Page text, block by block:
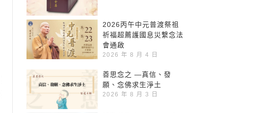
2026丙午中元普渡祭祖
祈福超薦護國息災繫念法
會通啟
2026 年 8 月 4 日
善思念之 —真信、發
願、念佛求生淨土
2026 年 8 月 3 日